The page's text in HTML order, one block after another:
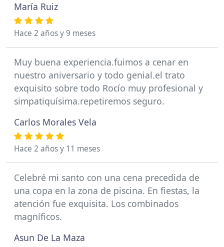
María Ruiz
Hace 2 años y 9 meses
Muy buena experiencia.fuimos a cenar en
nuestro aniversario y todo genial.el trato
exquisito sobre todo Rocío muy profesional y
simpatiquísima.repetiremos seguro.
Carlos Morales Vela
Hace 2 años y 11 meses
Celebré mi santo con una cena precedida de
una copa en la zona de piscina. En fiestas, la
atención fue exquisita. Los combinados
magníficos.
Asun De La Maza